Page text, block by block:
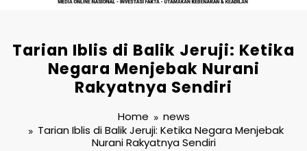
Tarian Iblis di Balik Jeruji: Ketika
Negara Menjebak Nurani
Rakyatnya Sendiri
Home
news
Tarian Iblis di Balik Jeruji: Ketika Negara Menjebak
Nurani Rakyatnya Sendiri